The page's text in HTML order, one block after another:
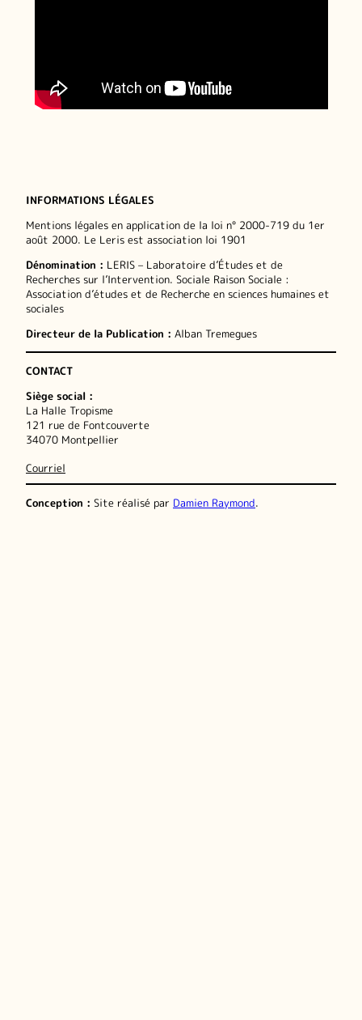
INFORMATIONS LÉGALES
Mentions légales en application de la loi n° 2000-719 du 1er
août 2000. Le Leris est association loi 1901
Dénomination : LERIS – Laboratoire d’Études et de
Recherches sur l’Intervention. Sociale Raison Sociale :
Association d’études et de Recherche en sciences humaines et
sociales
Directeur de la Publication : Alban Tremegues
CONTACT
Siège social :
La Halle Tropisme
121 rue de Fontcouverte
34070 Montpellier
Courriel
Conception : Site réalisé par Damien Raymond.